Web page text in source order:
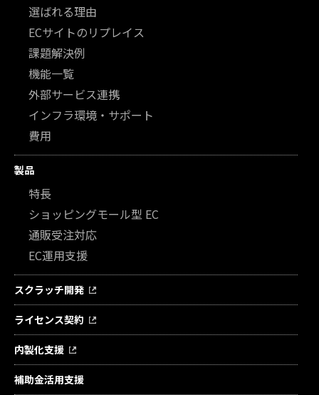
選ばれる理由
ECサイトのリプレイス
課題解決例
機能一覧
外部サービス連携
インフラ環境・サポート
費用
製品
特長
ショッピングモール型 EC
通販受注対応
EC運用支援
スクラッチ開発
ライセンス契約
内製化支援
補助金活用支援